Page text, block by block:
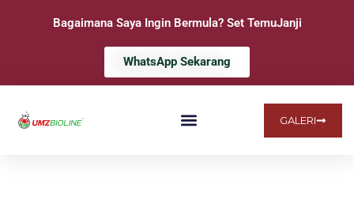
Bagaimana Saya Ingin Bermula? Set TemuJanji
WhatsApp Sekarang
GALERI